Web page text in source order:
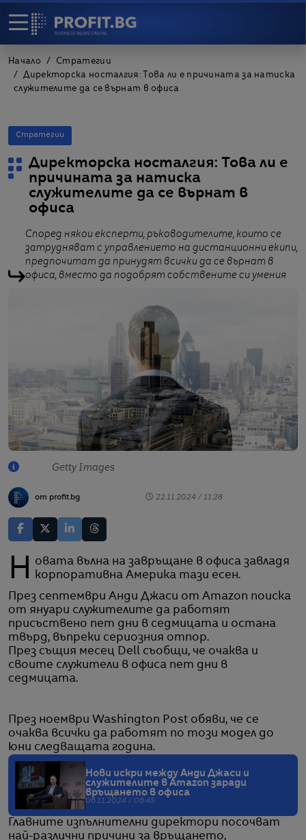
Начало
Стратегии
Директорска носталгия: Това ли е причината за натиска
служителите да се върнат в офиса
Стратегии
Директорска носталгия: Това ли е
причината за натиска
служителите да се върнат в
офиса
Според някои експерти, ръководителите, които се
затрудняват с управлението на дистанционни екипи,
предпочитат да принудят всички да се върнат в
офиса, вместо да подобрят собствените си умения
Getty Images
от profit.bg 22.11.2024 / 11:28
Новата вълна на завръщане в офиса завладя
корпоративна Америка тази есен.
През септември Анди Джаси от Amazon поиска
от януари служителите да работят
присъствено пет дни в седмицата и остана
твърд, въпреки сериозния отпор.
През същия месец Dell съобщи, че очаква и
своите служители в офиса пет дни в
седмицата.
През ноември Washington Post обяви, че се
очаква всички да работят по този модел до
юни следващата година.
Нови искри между Анди Джаси и
служителите в Amazon заради
връщането в офиса
06.11.2024 / 06:45
Главните изпълнителни директори посочват
най-различни причини за връщането,